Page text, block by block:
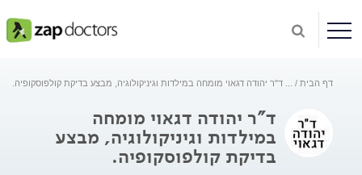
דף הבית ד"ר יהודה דגאוי מומחה במילדות וגיניקולוגיה, מבצע בדיקת קולפוסקופיה.
ד"ר יהודה דגאוי מומחה
במילדות וגיניקולוגיה, מבצע
בדיקת קולפוסקופיה.